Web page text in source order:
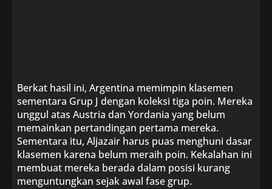
Berkat hasil ini, Argentina memimpin klasemen
sementara Grup J dengan koleksi tiga poin. Mereka
unggul atas Austria dan Yordania yang belum
memainkan pertandingan pertama mereka.
Sementara itu, Aljazair harus puas menghuni dasar
klasemen karena belum meraih poin. Kekalahan ini
membuat mereka berada dalam posisi kurang
menguntungkan sejak awal fase grup.